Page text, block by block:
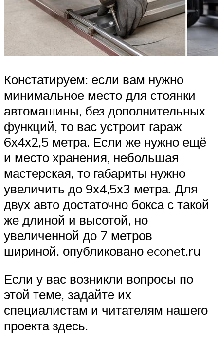
Констатируем: если вам нужно
минимальное место для стоянки
автомашины, без дополнительных
функций, то вас устроит гараж
6х4х2,5 метра. Если же нужно ещё
и место хранения, небольшая
мастерская, то габариты нужно
увеличить до 9х4,5х3 метра. Для
двух авто достаточно бокса с такой
же длиной и высотой, но
увеличенной до 7 метров
шириной. опубликовано econet.ru
Если у вас возникли вопросы по
этой теме, задайте их
специалистам и читателям нашего
проекта здесь.